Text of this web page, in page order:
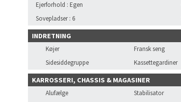
Ejerforhold : Egen
Sovepladser : 6
INDRETNING
Køjer Fransk seng
Sidesiddegruppe
Kassettegardiner
KARROSSERI, CHASSIS & MAGASINER
Alufælge Stabilisator